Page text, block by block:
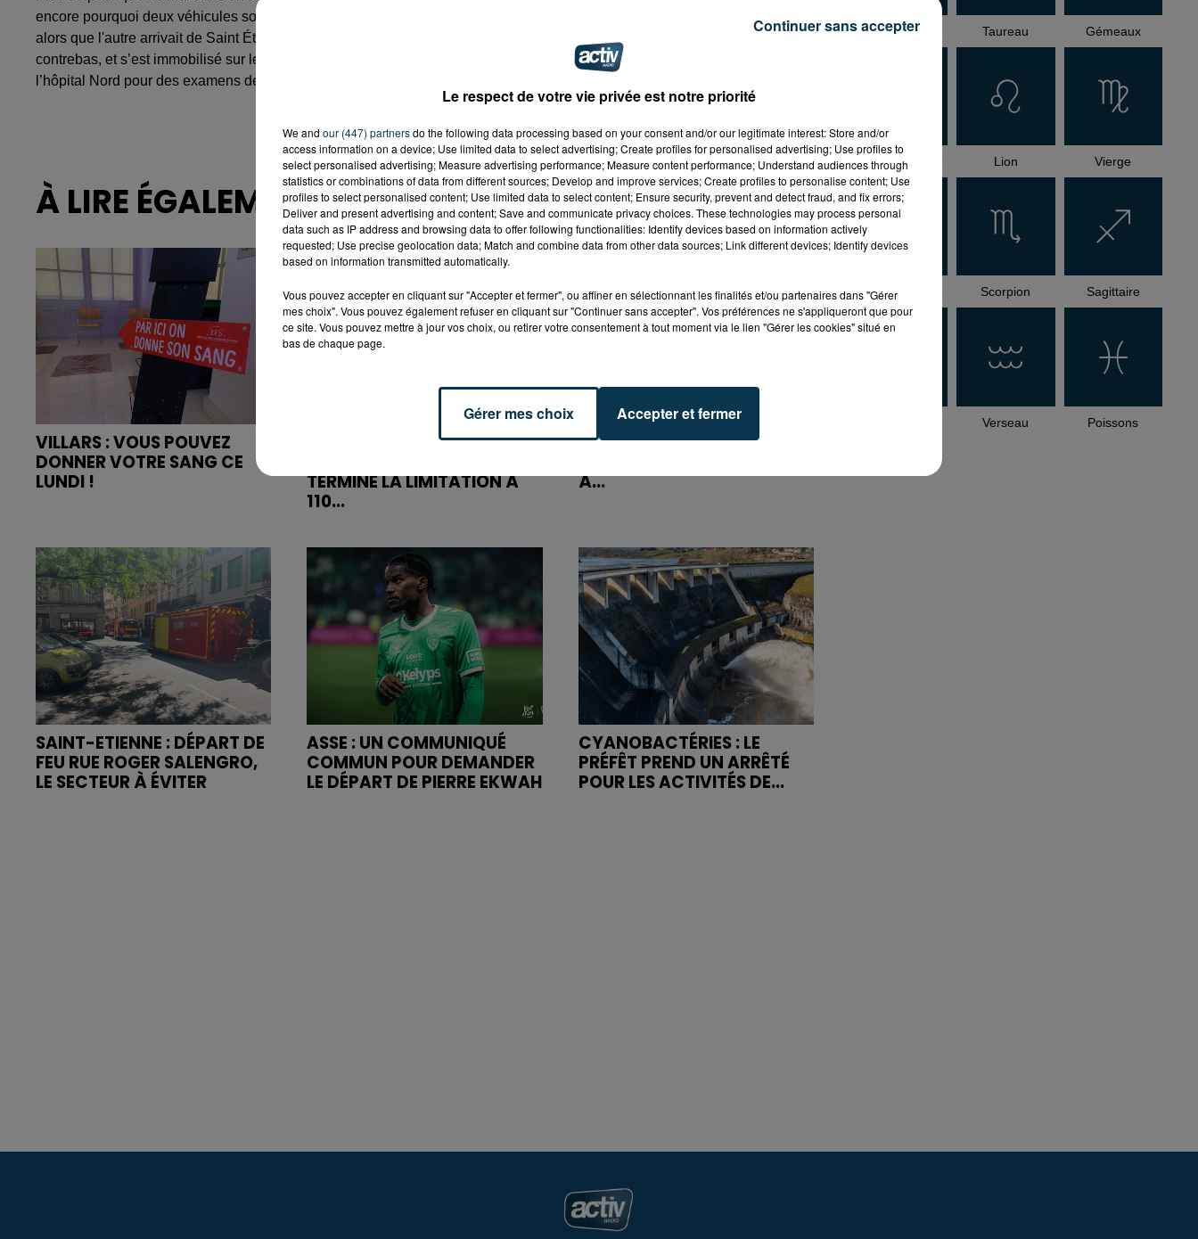
encore pourquoi deux véhicules sont entrés en collision, l’un venant de Trémolin et s’engageant sur la départementale 15
alors que l'autre arrivait de Saint Étienne en direction de Villars. Le second véhicule a fini sa course dans un bosquet en
contrebas, et s’est immobilisé sur le flanc gauche. La conductrice de 68 ans a été légèrement blessée et transportée à
l’hôpital Nord pour des examens de contrôles. Le conducteur du premier véhicule est indemne.
À LIRE ÉGALEMENT
VILLARS : VOUS POUVEZ
DONNER VOTRE SANG CE
LUNDI !
RN88 : ENTRE SAINT-
TERMINÉ LA LIMITATION À
110...
APRÈS UN CASSE EN HAUTE-
À...
SAINT-ETIENNE : DÉPART DE
FEU RUE ROGER SALENGRO,
LE SECTEUR À ÉVITER
ASSE : UN COMMUNIQUÉ
COMMUN POUR DEMANDER
LE DÉPART DE PIERRE EKWAH
CYANOBACTÉRIES : LE
PRÉFÊT PREND UN ARRÊTÉ
POUR LES ACTIVITÉS DE...
Bélier Taureau Gémeaux
Cancer Lion Vierge
Balance Scorpion Sagittaire
Verseau Poissons
Le respect de votre vie privée est notre priorité
We and our (447) partnersdo the following data processing based on your consent and/or our legitimate interest: Store and/or
access information on a device; Use limited data to select advertising; Create profiles for personalised advertising; Use profiles to
select personalised advertising; Measure advertising performance; Measure content performance; Understand audiences through
statistics or combinations of data from different sources; Develop and improve services; Create profiles to personalise content; Use
profiles to select personalised content; Use limited data to select content; Ensure security, prevent and detect fraud, and fix errors;
Deliver and present advertising and content; Save and communicate privacy choices. These technologies may process personal
data such as IP address and browsing data to offer following functionalities: Identify devices based on information actively
requested; Use precise geolocation data; Match and combine data from other data sources; Link different devices; Identify devices
based on information transmitted automatically.
Vous pouvez accepter en cliquant sur "Accepter et fermer", ou affiner en sélectionnant les finalités et/ou partenaires dans "Gérer
mes choix". Vous pouvez également refuser en cliquant sur "Continuer sans accepter". Vos préférences ne s'appliqueront que pour
ce site. Vous pouvez mettre à jour vos choix, ou retirer votre consentement à tout moment via le lien "Gérer les cookies" situé en
bas de chaque page.
Gérer mes choix Accepter et fermer
Continuer sans accepter